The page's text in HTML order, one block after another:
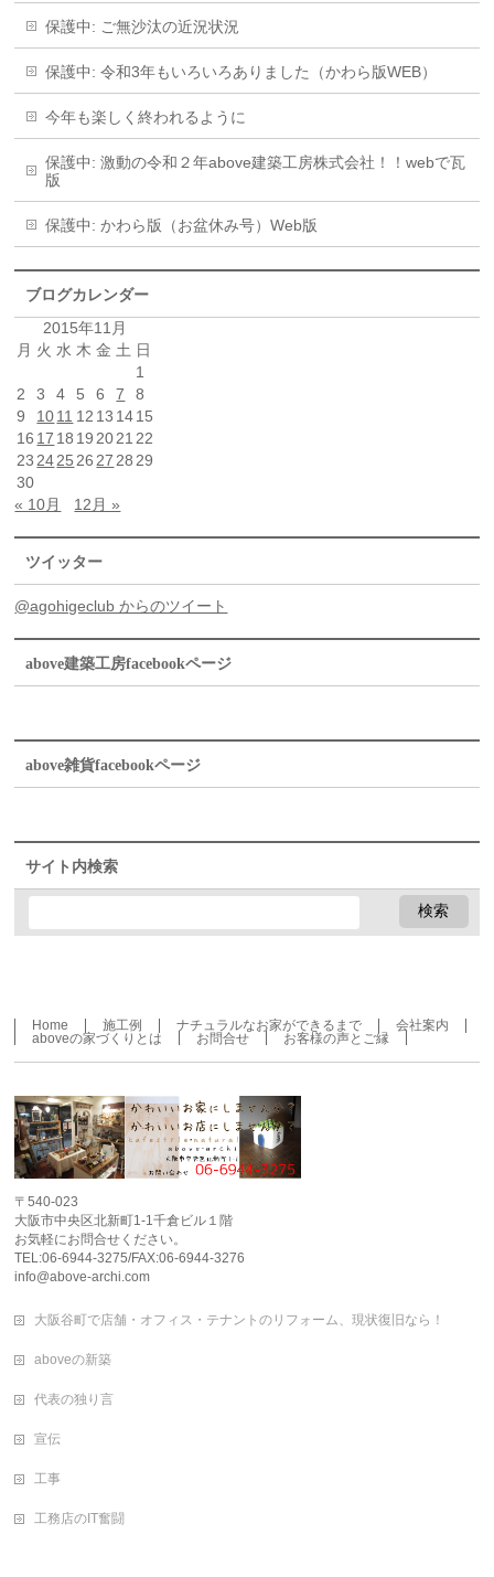
保護中: ご無沙汰の近況状況
保護中: 令和3年もいろいろありました（かわら版WEB）
今年も楽しく終われるように
保護中: 激動の令和２年above建築工房株式会社！！webで瓦
版
保護中: かわら版（お盆休み号）Web版
ブログカレンダー
2015年11月
月 火 水 木 金 土 日
1
2
3 4 5 6 7
8
9
1011 12 13 1415
16 17 18 19 2021 22
23 2425 26 27 28 29
30
« 10月
12月 »
ツイッター
@agohigeclub からのツイート
above建築工房facebookページ
above雑貨facebookページ
サイト内検索
Home 施工例 ナチュラルなお家ができるまで
会社案内
aboveの家づくりとは
お問合せ お客様の声とご縁
〒540-023
大阪市中央区北新町1-1千倉ビル１階
お気軽にお問合せください。
TEL:06-6944-3275/FAX:06-6944-3276
info@above-archi.com
大阪谷町で店舗・オフィス・テナントのリフォーム、現状復旧なら！
aboveの新築
代表の独り言
宣伝
工事
工務店のIT奮闘